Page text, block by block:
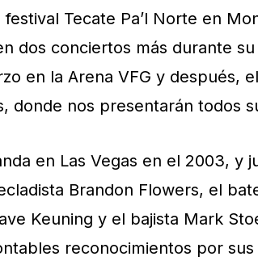
Tecate Pa’l Norte en
dos conciertos más durante
en la Arena VFG y después,
donde nos presentarán todos
en Las Vegas en el 2003, y
Brandon Flowers, el
Keuning y el bajista Mark
reconocimientos por